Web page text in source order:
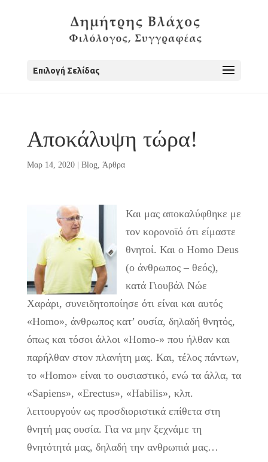
Επιλογή Σελίδας
Αποκάλυψη τώρα!
Μαρ 14, 2020| Blog, Άρθρα
Και μας αποκαλύφθηκε με
τον κορονοϊό ότι είμαστε
θνητοί. Και ο Homo Deus
(ο άνθρωπος – θεός),
κατά Γιουβάλ Νώε
Χαράρι, συνειδητοποίησε ότι είναι και αυτός
«Homo», άνθρωπος κατ’ ουσία, δηλαδή θνητός,
όπως και τόσοι άλλοι «Homo-» που ήλθαν και
παρήλθαν στον πλανήτη μας. Και, τέλος πάντων,
το «Homo» είναι το ουσιαστικό, ενώ τα άλλα, τα
«Sapiens», «Erectus», «Habilis», κλπ.
λειτουργούν ως προσδιοριστικά επίθετα στη
θνητή μας ουσία. Για να μην ξεχνάμε τη
θνητότητά μας, δηλαδή την ανθρωπιά μας…